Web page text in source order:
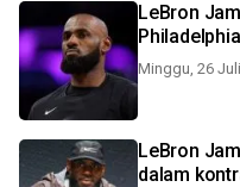
LeBron
Minggu, 26
LeBron
dalam